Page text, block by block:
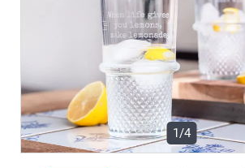
1/4